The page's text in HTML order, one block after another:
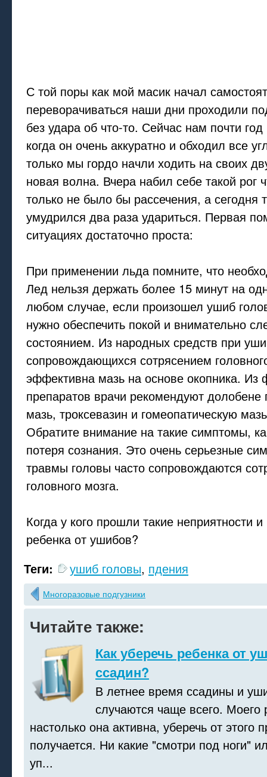
С той поры как мой масик начал
переворачиваться наши дни проходили
без удара об что-то. Сейчас нам почти
когда он очень аккуратно и обходил все
только мы гордо начли ходить на своих
новая волна. Вчера набил себе такой рог
только не было бы рассечения, а сегодня
умудрился два раза удариться. Первая
ситуациях достаточно проста:
При применении льда помните, что
Лед нельзя держать более 15 минут на
любом случае, если произошел ушиб
нужно обеспечить покой и внимательно
состоянием. Из народных средств при
сопровождающихся сотрясением
эффективна мазь на основе окопника. Из
препаратов врачи рекомендуют долобене
мазь, троксевазин и гомеопатическую
Обратите внимание на такие симптомы,
потеря сознания. Это очень серьезные
травмы головы часто сопровождаются
головного мозга.
Когда у кого прошли такие неприятности и
ребенка от ушибов?
Теги:
ушиб головы, пдения
Многоразовые подгузники
Читайте также:
Как уберечь ребенка от
ссадин?
В летнее время ссадины и
случаются чаще всего. Моего
настолько она активна, уберечь от этого
получается. Ни какие "смотри под ноги"
уп...